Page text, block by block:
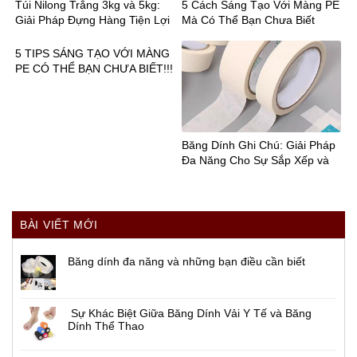
BÀI VIẾT MỚI
Băng dính đa năng và những bạn điều cần biết
Sự Khác Biệt Giữa Băng Dính Vải Y Tế và Băng
Dính Thể Thao
Túi Nilong Trắng 3kg và 5kg:
Giải Pháp Đựng Hàng Tiện Lợi
5 Cách Sáng Tạo Với Màng PE
Mà Có Thể Bạn Chưa Biết
5 TIPS SÁNG TẠO VỚI MÀNG
PE CÓ THỂ BẠN CHƯA BIẾT!!!
Băng Dính Ghi Chú: Giải Pháp
Đa Năng Cho Sự Sắp Xếp và